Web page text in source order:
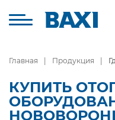
Главная Продукция
КУПИТЬ